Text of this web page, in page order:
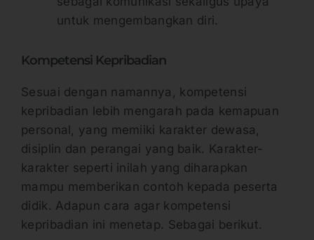
untuk mengembangkan diri.
Kompetensi Kepribadian
Sesuai dengan namannya, kompetensi
kepribadian lebih mengarah pada kemapuan
personal, yang memiiki karakter dewasa,
disiplin dan perangai yang baik. Karakter-
karakter seperti inilah yang diharapkan
mampu memberikan contoh kepada peserta
didik. Adapun cara agar kompetensi
kepribadian ini menetap. Sebagai berikut.